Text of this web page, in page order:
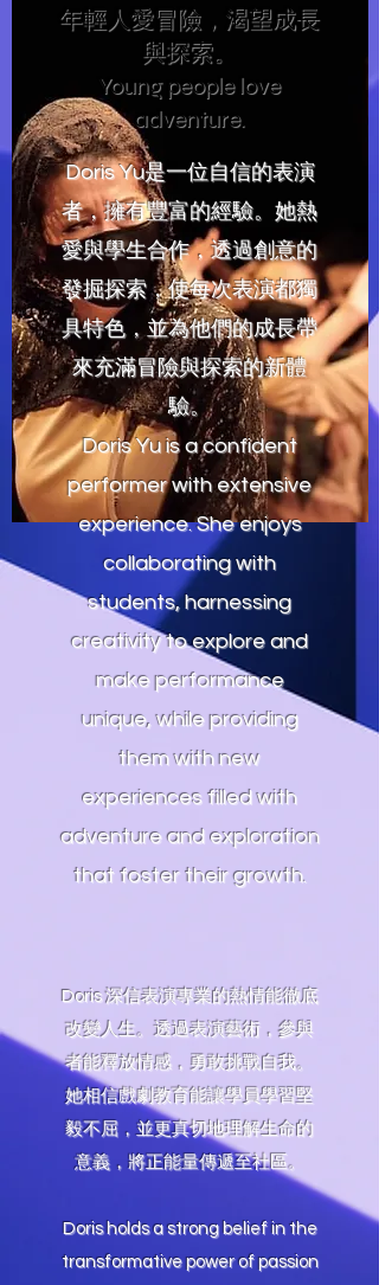
年輕人愛冒險，渴望成長
與探索。
Young people love
adventure.
Doris Yu是一位自信的表演
者，擁有豐富的經驗。她熱
愛與學生合作，透過創意的
發掘探索，使每次表演都獨
具特色，並為他們的成長帶
來充滿冒險與探索的新體
驗。
Doris Yu is a confident
performer with extensive
experience. She enjoys
collaborating with
students, harnessing
creativity to explore and
make performance
unique, while providing
them with new
experiences filled with
adventure and exploration
that foster their growth.
Doris 深信表演專業的熱情能徹底
改變人生。透過表演藝術，參與
者能釋放情感，勇敢挑戰自我。
她相信戲劇教育能讓學員學習堅
毅不屈 ，並更真切地理解生命的
意義，將正能量傳遞至社區。
Doris holds a strong belief in the
transformative power of passion